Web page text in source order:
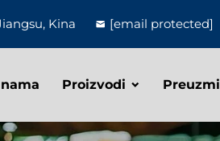
Kina [email protected]
Proizvodi Preuzmi